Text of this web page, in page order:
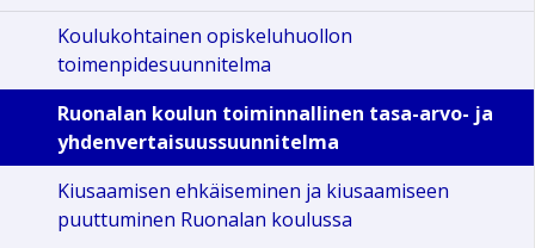
Koulukohtainen opiskeluhuollon
toimenpidesuunnitelma
Ruonalan koulun toiminnallinen tasa-arvo- ja
yhdenvertaisuussuunnitelma
Kiusaamisen ehkäiseminen ja kiusaamiseen
puuttuminen Ruonalan koulussa